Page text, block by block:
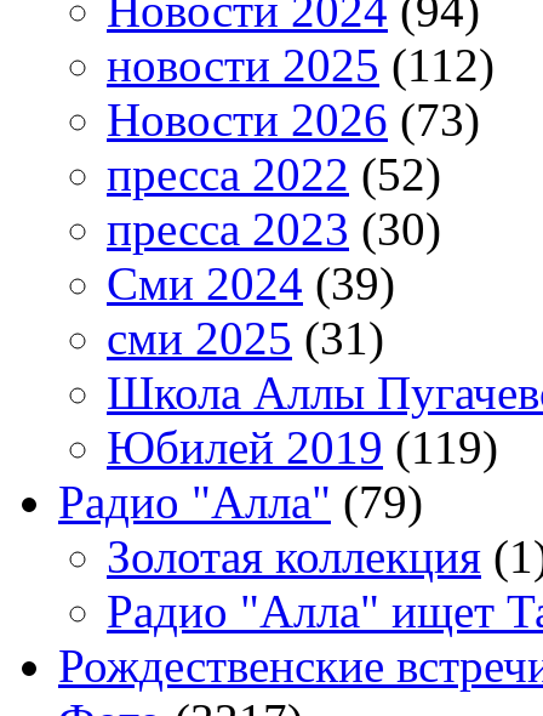
новости 2025 (112)
Новости 2026 (73)
пресса 2022 (52)
пресса 2023 (30)
Сми 2024 (39)
сми 2025 (31)
Школа Аллы
Юбилей 2019 (119)
Радио "Алла" (79)
Золотая коллекция
Радио "Алла" ищет
Рождественские